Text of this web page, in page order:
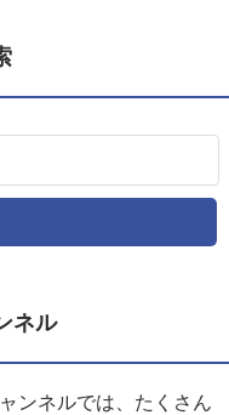
ネル
ンネルでは、たくさん